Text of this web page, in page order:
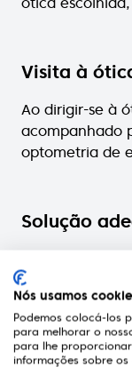
Visita à
Ao dirigir-se à
acompanhado
optometria de
Solução
credenciado
para o seu
Nós usamos
Podemos colocá-los
para melhorar o
para lhe
informações sobre